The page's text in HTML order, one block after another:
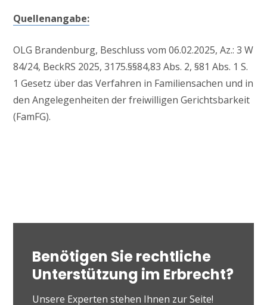
Quellenangabe:
OLG Brandenburg, Beschluss vom 06.02.2025, Az.: 3 W
84/24, BeckRS 2025, 3175.§§84,83 Abs. 2, §81 Abs. 1 S.
1 Gesetz über das Verfahren in Familiensachen und in
den Angelegenheiten der freiwilligen Gerichtsbarkeit
(FamFG).
Benötigen Sie rechtliche
Unterstützung im Erbrecht?
Unsere Experten stehen Ihnen zur Seite!